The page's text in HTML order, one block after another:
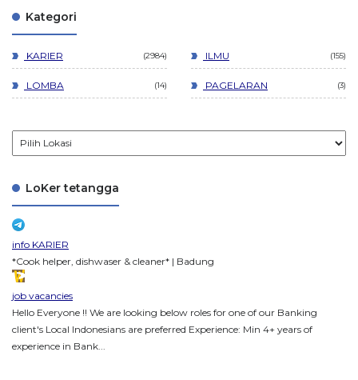
Kategori
KARIER 2984 ILMU 155
LOMBA 14 PAGELARAN 3
LoKer tetangga
info KARIER
*Cook helper, dishwaser & cleaner* | Badung
job vacancies
Hello Everyone !! We are looking below roles for one of our Banking
client's Local Indonesians are preferred Experience: Min 4+ years of
experience in Bank...